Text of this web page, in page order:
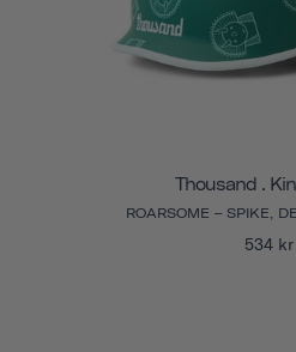
Thousand .
ROARSOME – SPIKE,
534 kr